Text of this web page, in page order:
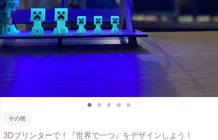
その他
3Dプリンターで！『世界で一つ』をデザインしよう！